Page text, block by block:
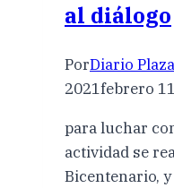
al diálogo
PorDiario
2021febrero
para luchar
actividad se
Bicentenario,